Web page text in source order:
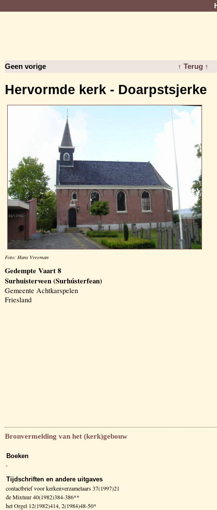
Geen vorige ↑ Terug ↑
Hervormde kerk - Doarpstsjerke
Foto: Hans Vreeman
Gedempte Vaart 8
Surhuisterveen (Surhústerfean)
Gemeente Achtkarspelen
Friesland
Bronvermelding van het (kerk)gebouw
Boeken
-
Tijdschriften en andere uitgaves
contactbrief voor kerkenverzamelaars 37(1997)21
de Mixtuur 40(1982)384-386**
het Orgel 12(1982)414, 2(1984)48-50*